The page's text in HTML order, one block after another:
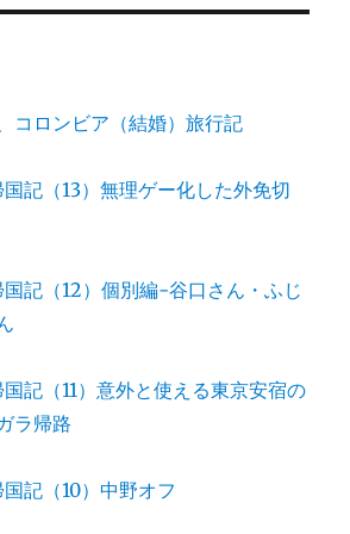
コロンビア（結婚）旅行記
記（13）無理ゲー化した外免切
記（12）個別編-谷口さん・ふじ
記（11）意外と使える東京安宿の
ラ帰路
記（10）中野オフ